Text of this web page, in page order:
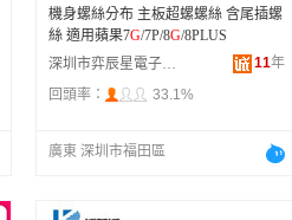
機身螺絲分布 主板超螺螺絲 含尾插螺
絲 適用蘋果7G/7P/8G/8PLUS
深圳市弈辰星電子產品有限責任公司
11年
回頭率：
33.1%
廣東 深圳市福田區